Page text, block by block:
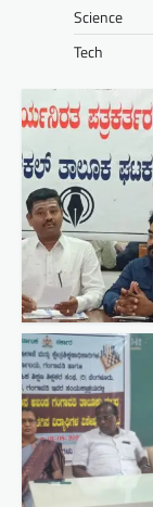
Science
Tech